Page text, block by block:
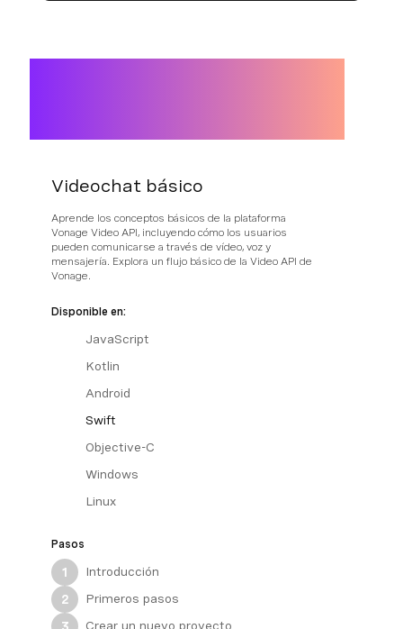
Videochat básico
Aprende los conceptos básicos de la plataforma
Vonage Video API, incluyendo cómo los usuarios
pueden comunicarse a través de vídeo, voz y
mensajería. Explora un flujo básico de la Video API de
Vonage.
Disponible en:
JavaScript
Kotlin
Android
Swift
Objective-C
Windows
Linux
Pasos
1
Introducción
2
Primeros pasos
3
Crear un nuevo proyecto